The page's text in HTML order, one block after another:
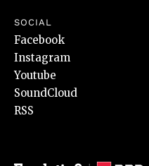
SOCIAL
Facebook
Instagram
Youtube
SoundCloud
RSS